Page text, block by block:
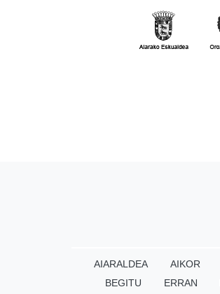
AIARALDEA AIKOR
BEGITU
ERRAN